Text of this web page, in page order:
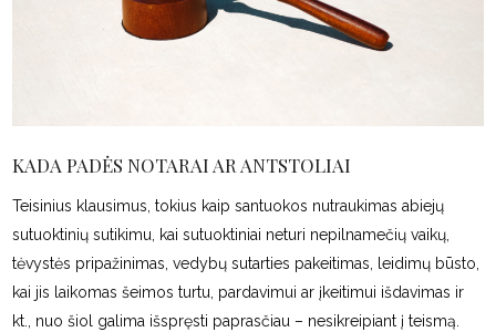
KADA PADĖS NOTARAI AR ANTSTOLIAI
Teisinius klausimus, tokius kaip santuokos nutraukimas abiejų
sutuoktinių sutikimu, kai sutuoktiniai neturi nepilnamečių vaikų,
tėvystės pripažinimas, vedybų sutarties pakeitimas, leidimų būsto,
kai jis laikomas šeimos turtu, pardavimui ar įkeitimui išdavimas ir
kt., nuo šiol galima išspręsti paprasčiau – nesikreipiant į teismą.